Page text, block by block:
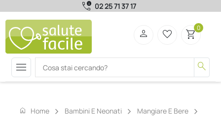
call_quality 02 25 71 37 17
menu search
person favorite_border shopping_cart0
home Home Bambini E Neonati
Mangiare E Bere